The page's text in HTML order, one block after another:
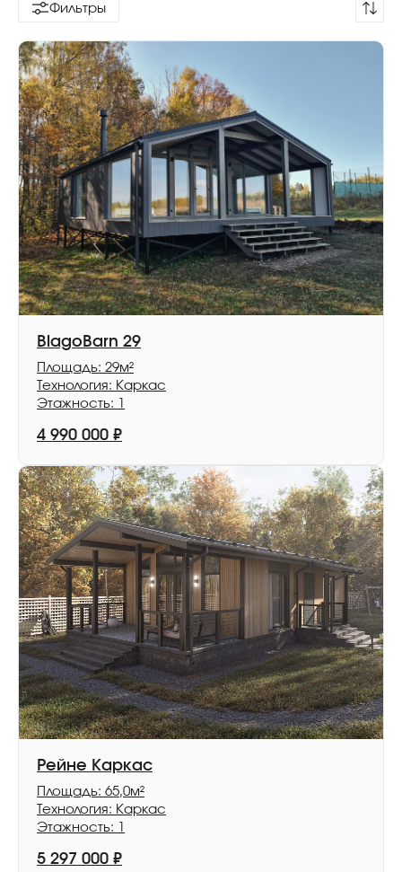
Фильтры
BlagoBarn 29
Площадь: 29м²
Технология: Каркас
Этажность: 1
4 990 000 ₽
Рейне Каркас
Площадь: 65,0м²
Технология: Каркас
Этажность: 1
5 297 000 ₽